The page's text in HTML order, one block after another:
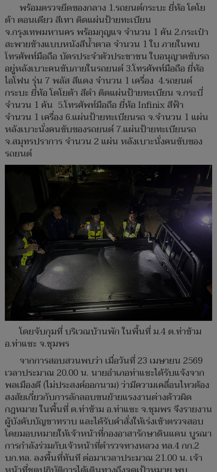
พร้อมตรวจยึดของกลาง 1.รถยนต์กระบะ ยี่ห้อ โตโย
ต้า ตอนเดียว สีเทา ติดแผ่นป้ายทะเบียน
จ.กรุงเทพมหานคร พร้อมกุญแจ จำนวน 1 คัน 2.กระเป๋า
สะพายข้างแบบหนังสีน้ำตาล จำนวน 1 ใบ ภายในพบ
โทรศัพท์มือถือ บัตรประจำตัวประชาชน ใบอนุญาตขับรถ
อยู่หลังเบาะคนขับภายในรถยนต์ 3.โทรศัพท์มือถือ ยี่ห้อ
ไอโฟน รุ่น 7 พลัส สีแดง จำนวน 1 เครื่อง 4.รถยนต์
กระบะ ยี่ห้อ โตโยต้า สีดำ ติดแผ่นป้ายทะเบียน จ.กระบี่
จำนวน 1 คัน 5.โทรศัพท์มือถือ ยี่ห้อ Infinix สีฟ้า
จำนวน 1 เครื่อง 6.แผ่นป้ายทะเบียนรถ จ.จำนวน 1 แผ่น
หลังเบาะนั่งคนขับของรถยนต์ 7.แผ่นป้ายทะเบียนรถ
จ.สมุทรปราการ จำนวน 2 แผ่น หลังเบาะนั่งคนขับของ
รถยนต์
โดยจับกุมที่ บริเวณบ้านพัก ในพื้นที่ ม.4 ต.ท่าข้าม
อ.ท่าแซะ จ.ชุมพร
จากการสอบสวนพบว่า เมื่อวันที่ 23 เมษายน 2569
เวลาประมาณ 20.00 น. นายอำเภอท่าแซะได้รับแจ้งจาก
พลเมืองดี (ไม่ประสงค์ออกนาม) ว่ามีความเคลื่อนไหวต้อง
สงสัยเกี่ยวกับการลักลอบขนย้ายแรงงานต่างด้าวผิด
กฎหมาย ในพื้นที่ ต.ท่าข้าม อ.ท่าแซะ จ.ชุมพร จึงรายงาน
ผู้บังคับบัญชาทราบ และได้รับคำสั่งให้เร่งเข้าตรวจสอบ
โดยมอบหมายให้เจ้าหน้าที่กองอาสารักษาดินแดน บูรณา
การกำลังร่วมกับเจ้าหน้าที่ตำรวจทางหลวง ทล.4 กก.2
บก.ทล. ลงพื้นที่ทันที ต่อมาเวลาประมาณ 21.00 น. เจ้า